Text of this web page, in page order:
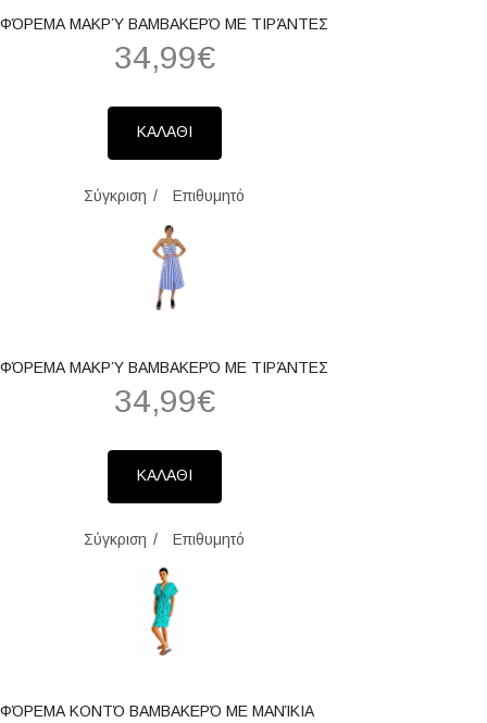
ΦΌΡΕΜΑ ΜΑΚΡΎ ΒΑΜΒΑΚΕΡΌ ΜΕ ΤΙΡΆΝΤΕΣ
34,99€
ΚΑΛΑΘΙ
Σύγκριση Επιθυμητό
ΦΌΡΕΜΑ ΜΑΚΡΎ ΒΑΜΒΑΚΕΡΌ ΜΕ ΤΙΡΆΝΤΕΣ
34,99€
ΚΑΛΑΘΙ
Σύγκριση Επιθυμητό
ΦΌΡΕΜΑ ΚΟΝΤΌ ΒΑΜΒΑΚΕΡΌ ΜΕ ΜΑΝΊΚΙΑ